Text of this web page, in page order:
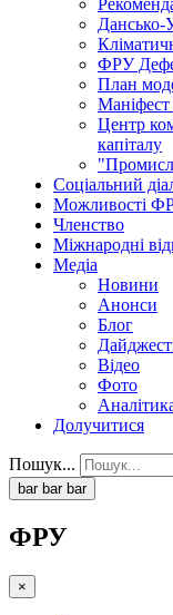
Дансько-
ФРУ
План
Маніфест
Центр
капіталу
Соціальний
Можливості
Членство
Міжнародні
Медіа
Новини
Анонси
Блог
Відео
Фото
Долучитися
Пошук...
bar bar bar
ФРУ
×